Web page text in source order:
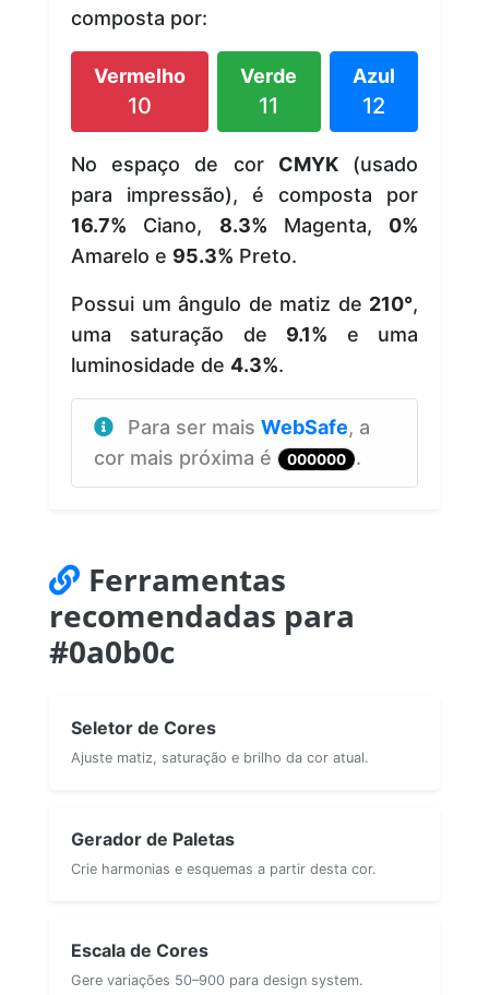
composta por:
Vermelho
10
Verde
11
Azul
12
No espaço de cor CMYK(usado
para impressão), é composta por
16.7% Ciano, 8.3% Magenta, 0%
Amarelo e 95.3% Preto.
Possui um ângulo de matiz de 210°,
uma saturação de 9.1% e uma
luminosidade de 4.3%.
Para ser mais WebSafe, a
cor mais próxima é
000000 .
Ferramentas
recomendadas para
#0a0b0c
Seletor de Cores
Ajuste matiz, saturação e brilho da cor atual.
Gerador de Paletas
Crie harmonias e esquemas a partir desta cor.
Escala de Cores
Gere variações 50–900 para design system.